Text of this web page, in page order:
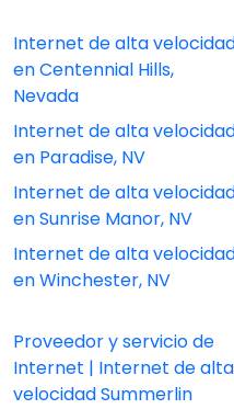
Internet de alta
en Centennial Hills,
Nevada
Internet de alta
en Paradise, NV
Internet de alta
en Sunrise Manor, NV
Internet de alta
en Winchester, NV
Proveedor y servicio de
Internet | Internet de alta
velocidad Summerlin